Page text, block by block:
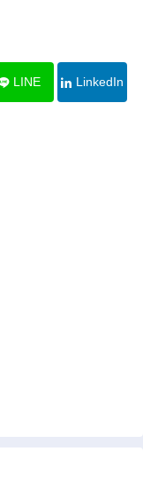
LINE LinkedIn